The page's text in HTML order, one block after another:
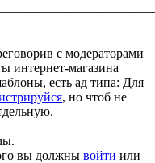
с модераторами
интернет-магазина
есть ад типа: Для
, но чтоб не
вы должны войти или